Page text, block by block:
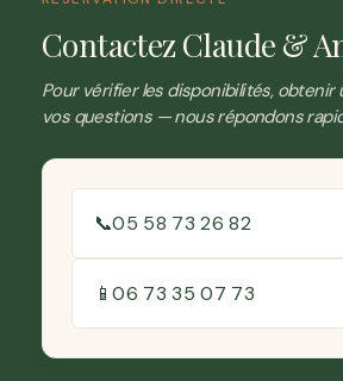
Contactez Claude &
Pour vérifier les disponibilités, obtenir
vos questions — nous répondons
📞05 58 73 26 82
📱06 73 35 07 73